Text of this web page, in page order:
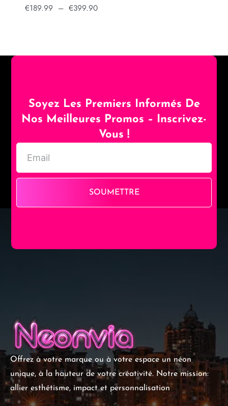
€189.99 – €399.90
Soyez Les Premiers Informés De
Nos Meilleures Promos – Inscrivez-
Vous !
SOUMETTRE
Offrez à votre marque ou à votre espace un néon
unique, à la hauteur de votre créativité. Notre mission:
allier esthétisme, impact et personnalisation